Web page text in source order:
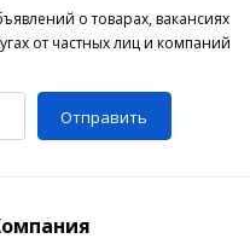
о товарах, вакансиях
от частных лиц и компаний
Отправить